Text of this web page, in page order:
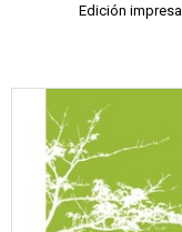
Edición impresa